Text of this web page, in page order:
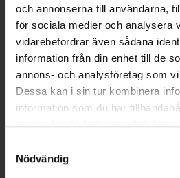
och annonserna till användarna,
för sociala medier och analysera
vidarebefordrar även sådana
information från din enhet till de
annons- och analysföretag som
Dessa kan i sin tur kombinera
information som du har
samlat in när du har använt deras
Nödvändig